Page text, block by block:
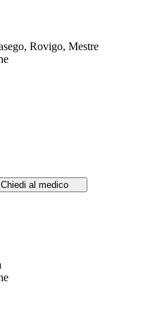
Rovigo, Mestre
Chiedi al medico